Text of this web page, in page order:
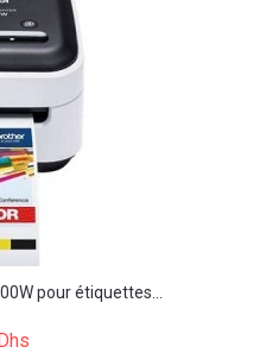
pour étiquettes...